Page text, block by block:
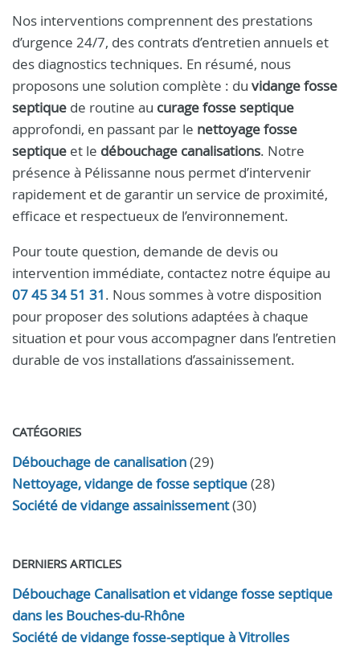
Nos interventions comprennent des prestations
d’urgence 24/7, des contrats d’entretien annuels et
des diagnostics techniques. En résumé, nous
proposons une solution complète : du vidange fosse
septique de routine au curage fosse septique
approfondi, en passant par le nettoyage fosse
septique et le débouchage canalisations. Notre
présence à Pélissanne nous permet d’intervenir
rapidement et de garantir un service de proximité,
efficace et respectueux de l’environnement.
Pour toute question, demande de devis ou
intervention immédiate, contactez notre équipe au
07 45 34 51 31. Nous sommes à votre disposition
pour proposer des solutions adaptées à chaque
situation et pour vous accompagner dans l’entretien
durable de vos installations d’assainissement.
CATÉGORIES
Débouchage de canalisation(29)
Nettoyage, vidange de fosse septique(28)
Société de vidange assainissement(30)
DERNIERS ARTICLES
Débouchage Canalisation et vidange fosse septique
dans les Bouches-du-Rhône
Société de vidange fosse-septique à Vitrolles